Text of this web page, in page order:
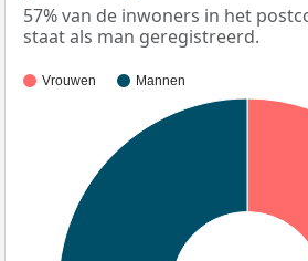
57% van de inwoners in het
staat als man geregistreerd.
Vrouwen Mannen